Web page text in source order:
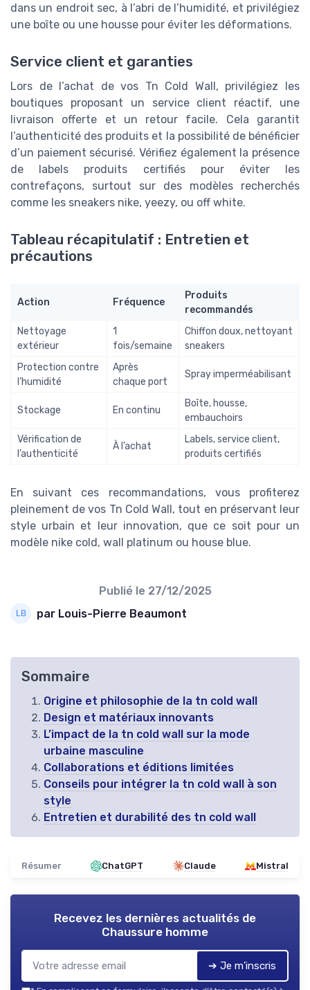
dans un endroit sec, à l’abri de l’humidité, et privilégiez
une boîte ou une housse pour éviter les déformations.
Service client et garanties
Lors de l’achat de vos Tn Cold Wall, privilégiez les
boutiques proposant un service client réactif, une
livraison offerte et un retour facile. Cela garantit
l’authenticité des produits et la possibilité de bénéficier
d’un paiement sécurisé. Vérifiez également la présence
de labels produits certifiés pour éviter les
contrefaçons, surtout sur des modèles recherchés
comme les sneakers nike, yeezy, ou off white.
Tableau récapitulatif : Entretien et
précautions
Action Fréquence
Produits
recommandés
Nettoyage
extérieur
1
fois/semaine
Chiffon doux, nettoyant
sneakers
Protection contre
l’humidité
Après
chaque port
Spray imperméabilisant
Stockage En continu
Boîte, housse,
embauchoirs
Vérification de
l’authenticité
À l’achat
Labels, service client,
produits certifiés
En suivant ces recommandations, vous profiterez
pleinement de vos Tn Cold Wall, tout en préservant leur
style urbain et leur innovation, que ce soit pour un
modèle nike cold, wall platinum ou house blue.
Publié le 27/12/2025
par Louis-Pierre Beaumont
Sommaire
Origine et philosophie de la tn cold wall
Design et matériaux innovants
L’impact de la tn cold wall sur la mode
urbaine masculine
Collaborations et éditions limitées
Conseils pour intégrer la tn cold wall à son
style
Entretien et durabilité des tn cold wall
Résumer ChatGPT Claude Mistral
Recevez les dernières actualités de
Chaussure homme
➔ Je m'inscris